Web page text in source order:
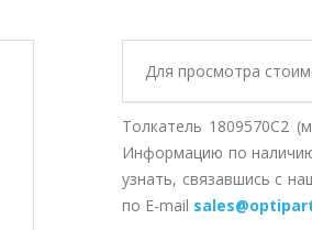
Для просмотра
Толкатель 1809570C2
Информацию по
узнать, связавшись с
по E-mail